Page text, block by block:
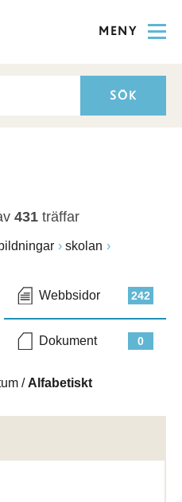
MENY
431 träffar
skolan
242
Webbsidor
0
Dokument
/ Alfabetiskt